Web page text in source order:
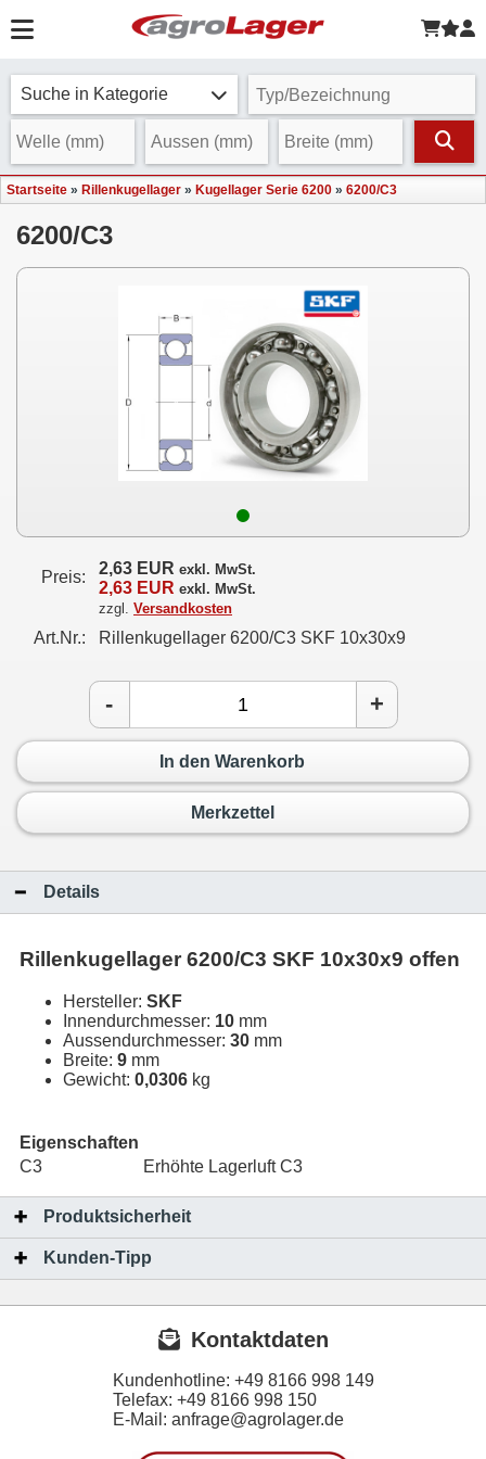
Suche in Kategorie
Startseite » Rillenkugellager » Kugellager Serie 6200 » 6200/C3
6200/C3
Preis: 2,63 EUR exkl. MwSt.
2,63 EUR exkl. MwSt.
zzgl. Versandkosten
Art.Nr.: Rillenkugellager 6200/C3 SKF 10x30x9
- +
In den Warenkorb
Merkzettel
Details
Rillenkugellager 6200/C3 SKF 10x30x9 offen
Hersteller: SKF
Innendurchmesser: 10 mm
Aussendurchmesser: 30 mm
Breite: 9 mm
Gewicht: 0,0306 kg
Eigenschaften
C3
Erhöhte Lagerluft C3
Produktsicherheit
Kunden-Tipp
Kontaktdaten
Kundenhotline: +49 8166 998 149
Telefax: +49 8166 998 150
E-Mail: anfrage@agrolager.de